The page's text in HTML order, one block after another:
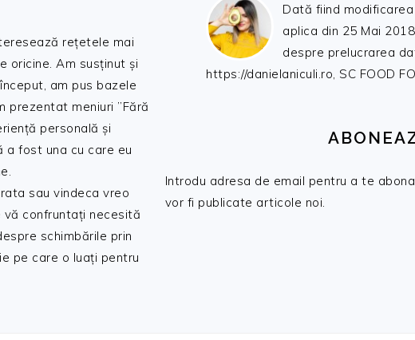
rețetele mai
oricine. Am susținut și
am pus bazele
prezentat meniuri ”Fără
personală și
a fost una cu care eu
sau vindeca vreo
confruntați necesită
schimbările prin
pe care o luați pentru
Dată fiind
aplica din 25 Mai
despre prelucrarea
https://danielaniculi.ro, SC FOOD
Introdu adresa de email pentru a te
vor fi publicate articole noi.